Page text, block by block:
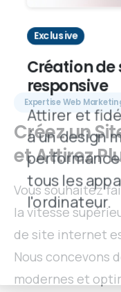
Exclusive
Création de
responsive
Attirer et
à un design
tous les
l'ordinateur.
Expertise Web
Créezun
etAttirez
Vous souhaitez
la vitesse
de site internet
Nous concevons
modernes et